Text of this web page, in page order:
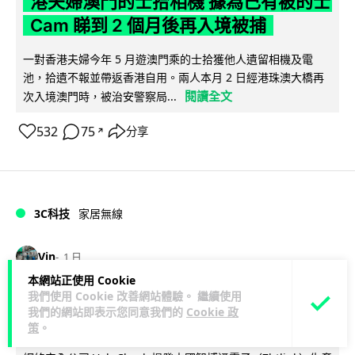
本網站正使用 Cookie
我們使用 Cookie 改善網站體驗。 繼續使用
我們的網站即表示您同意我們的 Cookie 政
策 。
Cam 睇到 2 個月後再入境被捕
一對香港夫婦今年 5 月遊澳門乘的士拾獲他人遺留相機及電
池，拾遺不報並帶返香港自用。兩人本月 2 日經港珠澳大橋再
次入境澳門時，被治安警察局...
閱讀全文
532 75 ↗ 分享
3C科技 家居無線
Vin 1 日
逾 20 款平價路由器爆後門 每 35 秒自
動連線回中國 全球 10 萬用家私隱堪憂